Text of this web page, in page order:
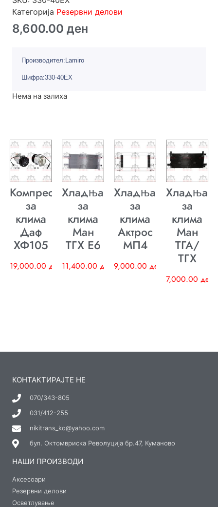
Категорија Резервни делови
8,600.00 ден
Производител:Lamiro
Шифра:330-40EX
Нема на залиха
Компресор
за
клима
Даф
ХФ105
19,000.00 ден
Хладњак
за
клима
Ман
ТГХ E6
11,400.00 ден
Хладњак
за
клима
Актрос
МП4
9,000.00 ден
Хладњак
за
клима
Ман
ТГА/
ТГХ
7,000.00 ден
КОНТАКТИРАЈТЕ НЕ
070/343-805
031/412-255
nikitrans_ko@yahoo.com
бул. Октомвриска Револуција бр.47, Куманово
НАШИ ПРОИЗВОДИ
Аксесоари
Резервни делови
Осветлување